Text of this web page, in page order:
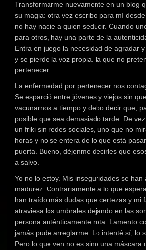
Transformarme nuevamente en un blog
su magia: otra vez escribo para mí
no hay nadie a quien seducir. Cuando
para otros, hay una parte de la
Entra en juego la necesidad de agradar
y se pierde la voz propia, la que no
pertenecer.
La enfermedad por pertenecer nos
Se esparció entre jóvenes y viejos sin
vacunarnos a tiempo y debo decir que,
posible que sea demasiado tarde. De
un friki sin redes sociales, uno que no
horas y no se entera de lo que está
puerta. Bueno, déjenme decirles que
a salvo.
Yo no lo estoy. Mis inseguridades se han
madurez. Contrariamente a lo que
han traído más dudas que certezas y mi
atraviesa los umbrales dejando en las
persona auténticamente rota. Lamento
jamás pude arreglarme. Lo intenté sí, lo
Pero lo que ven no es sino una máscara